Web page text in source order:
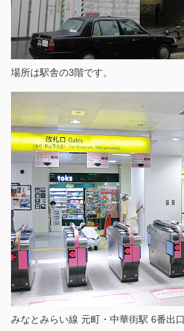
場所は駅舎の3階です。
みなとみらい線 元町・中華街駅 6番出口